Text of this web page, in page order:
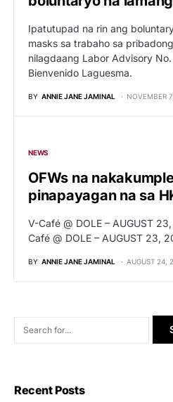
Ipatutupad na rin ang
masks sa trabaho sa
nilagdaang Labor Advisory
Bienvenido Laguesma.
BY ANNIE JANE JAMINAL NOVEMBER
NEWS
OFWs na
pinapayagan na sa
V-Café @ DOLE – AUGUST
Café @ DOLE – AUGUST 23,
BY ANNIE JANE JAMINAL AUGUST 24,
Recent Posts